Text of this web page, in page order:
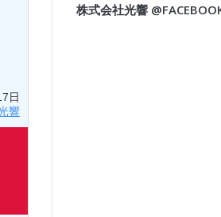
日
響
株式会社光響